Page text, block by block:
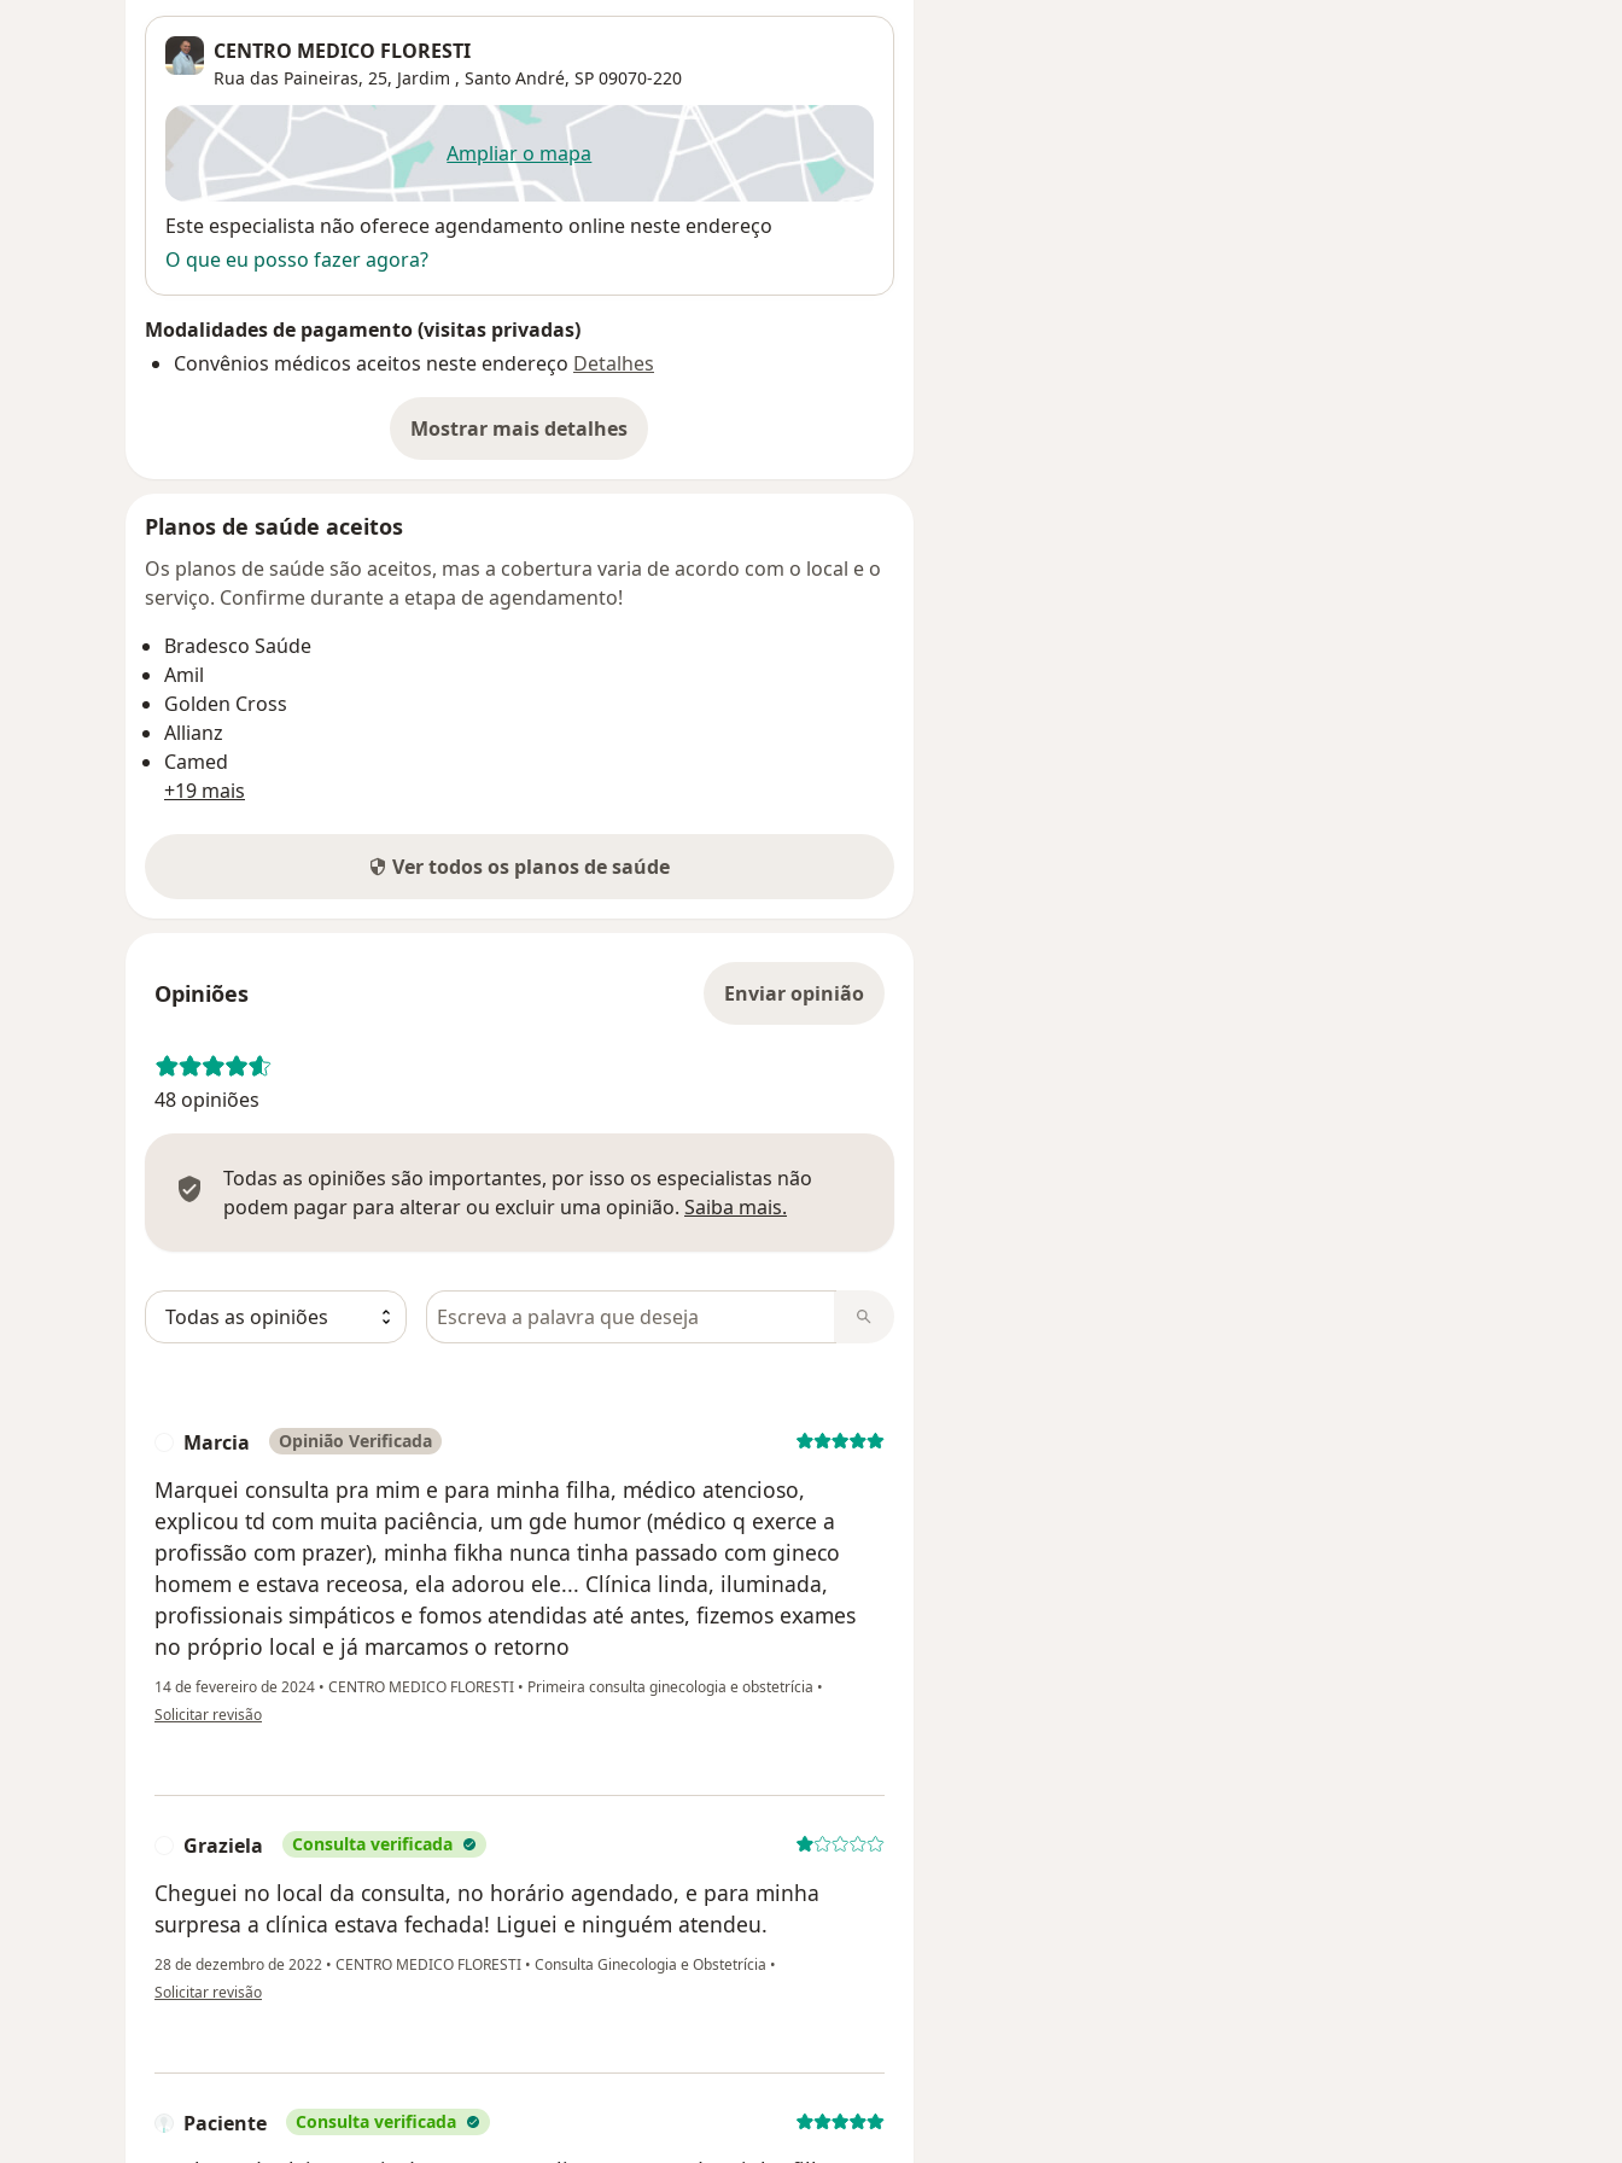
CENTRO MEDICO FLORESTI
Rua das Paineiras, 25, Jardim , Santo André, SP 09070-220
Ampliar o mapaabre num novo separador
Disponibilidade
Este especialista não oferece agendamento online neste endereço
O que eu posso fazer agora?
Modalidades de pagamento (visitas privadas)
Convênios médicos aceitos neste endereço Detalhes
Mostrar mais detalhes
sobre o endereço
Planos de saúde aceitos
Os planos de saúde são aceitos, mas a cobertura varia de acordo com o local e o
serviço. Confirme durante a etapa de agendamento!
Bradesco Saúde
Amil
Golden Cross
Allianz
Camed
+19 mais
Ver todos os planos de saúde
Opiniões Enviar opinião
48 opiniões
Todas as opiniões são importantes, por isso os especialistas não
podem pagar para alterar ou excluir uma opinião. Saiba mais.
Pesquisar em opiniões
Marcia Opinião Verificada
Marquei consulta pra mim e para minha filha, médico atencioso,
explicou td com muita paciência, um gde humor (médico q exerce a
profissão com prazer), minha fikha nunca tinha passado com gineco
homem e estava receosa, ela adorou ele... Clínica linda, iluminada,
profissionais simpáticos e fomos atendidas até antes, fizemos exames
no próprio local e já marcamos o retorno
14 de fevereiro de 2024 • CENTRO MEDICO FLORESTI • Primeira consulta ginecologia e obstetrícia •
na opinião do utilizador Marcia
Solicitar revisão
Graziela Consulta verificada
Cheguei no local da consulta, no horário agendado, e para minha
surpresa a clínica estava fechada! Liguei e ninguém atendeu.
28 de dezembro de 2022 • CENTRO MEDICO FLORESTI • Consulta Ginecologia e Obstetrícia •
na opinião do utilizador Graziela
Solicitar revisão
Paciente Consulta verificada